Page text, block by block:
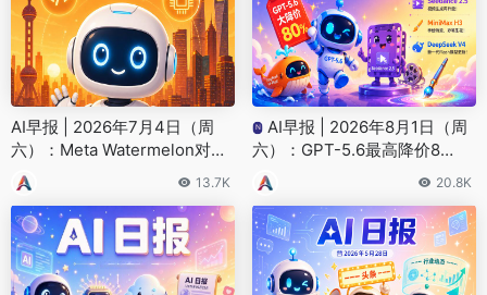
AI早报 | 2026年7月4日（周
六）：Meta Watermelon对标
GPT-5.5、Anthropic携手三星
造芯
13.7K
N
AI早报 | 2026年8月1日（周
六）：GPT-5.6最高降价8
0%、字节Seedance 2.5发
布、DeepSeek V4-Flash更新
20.8K